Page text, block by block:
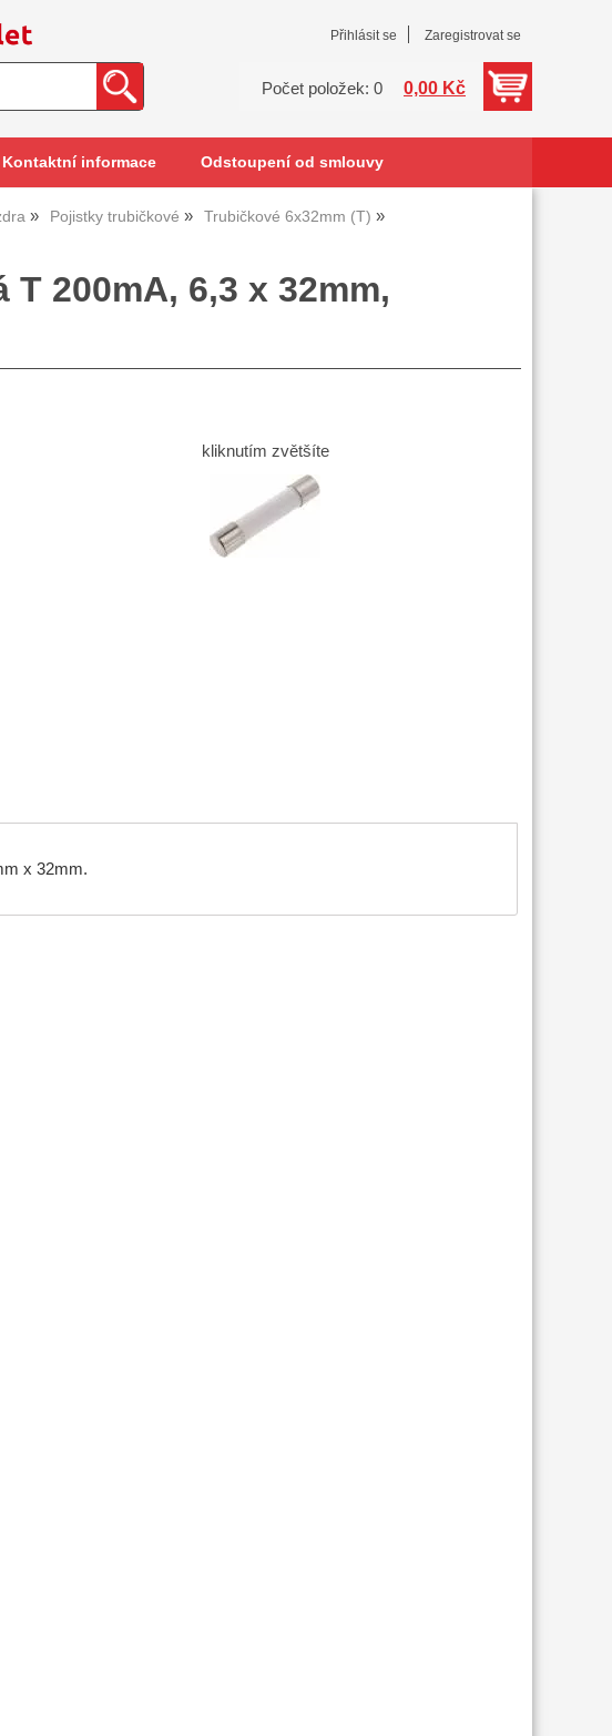
Přihlásit se Zaregistrovat se
Počet položek: 0 0,00 Kč
Kontaktní informace Odstoupení od smlouvy
Pojistky trubičkové Trubičkové 6x32mm (T)
200mA, 6,3 x 32mm,
kliknutím zvětšíte
x 32mm.